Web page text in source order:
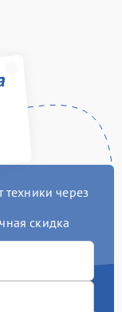
через
скидка